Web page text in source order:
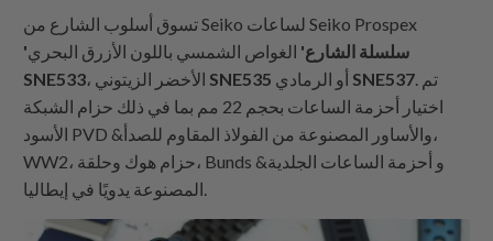
تسوق أسلوب الشارع من Seiko لساعات Seiko Prospex
'سلسلة الشارع' الغواص الشمسي باللون الأزرق البحري
SNE533
SNE535 SNE537. تم
اختيار أحزمة الساعات بحجم 22 مم بما في ذلك حزام الشبكة
الأسود PVD &والأساور المصنوعة من الفولاذ المقاوم للصدأ،
WW2، حزام هوك وحلقة، Bunds &و أحزمة الساعات الجلدية
المصنوعة يدويًا في إيطاليا.